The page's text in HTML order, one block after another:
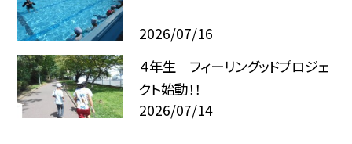
2026/07/16
４年生 フィーリングッドプロジェ
クト始動！！
2026/07/14